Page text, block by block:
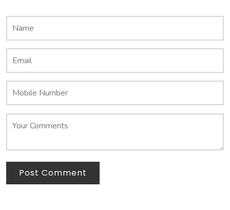
Post Comment